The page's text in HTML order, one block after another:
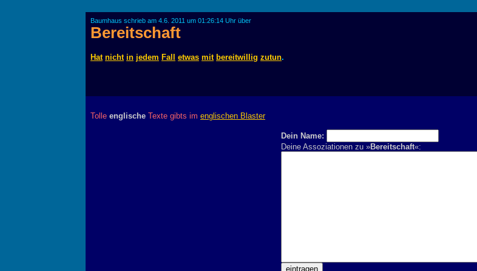
Baumhaus schrieb am 4.6. 2011 um 01:26:14 Uhr über
Bereitschaft
Hat nicht in jedem Fall etwas mit bereitwillig zutun.
Tolle englische Texte gibts im englischen Blaster
Dein Name:
Deine Assoziationen zu »Bereitschaft«: